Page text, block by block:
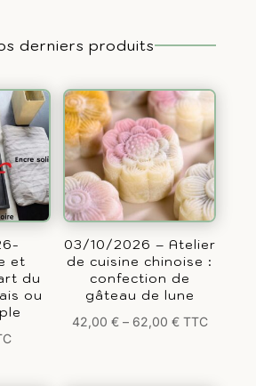
derniers produits
et
du
ou
03/10/2026 – Atelier
de cuisine chinoise :
confection de
gâteau de lune
42,00 €– 62,00 € TTC